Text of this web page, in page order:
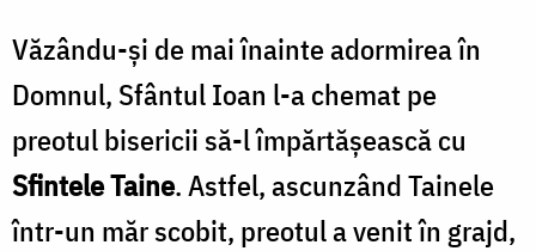
Văzându-şi de mai înainte adormirea în
Domnul, Sfântul Ioan l-a chemat pe
preotul bisericii să-l împărtăşească cu
Sfintele Taine. Astfel, ascunzând Tainele
într-un măr scobit, preotul a venit în grajd,